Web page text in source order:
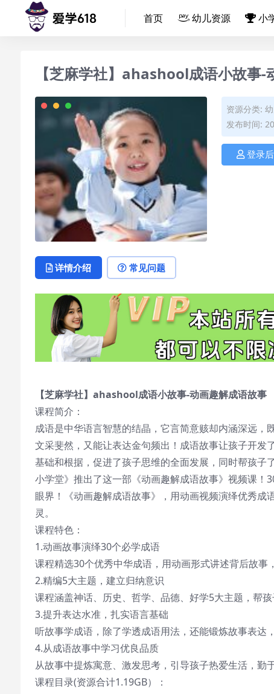
首页 幼儿资源 小
【芝麻学社】ahashool成语小故事-
资源分类:
发布时间:
登录
详情介绍 常见问题
【芝麻学社】ahashool成语小故事-动画趣解成语故事
课程简介：
成语是中华语言智慧的结晶，它言简意赅却内涵深远
文采斐然，又能让表达金句频出！成语故事让孩子开
基础和根据，促进了孩子思维的全面发展，同时帮孩
小学堂》推出了这一部《动画趣解成语故事》视频课
眼界！《动画趣解成语故事》，用动画视频演绎优秀
灵。
课程特色：
1.动画故事演绎30个必学成语
课程精选30个优秀中华成语，用动画形式讲述背后故事
2.精编5大主题，建立归纳意识
课程涵盖神话、历史、哲学、品德、好学5大主题，帮孩
3.提升表达水准，扎实语言基础
听故事学成语，除了学透成语用法，还能锻炼故事表达
4.从成语故事中学习优良品质
从故事中提炼寓意、激发思考，引导孩子热爱生活，勤
课程目录(资源合计1.19GB）：